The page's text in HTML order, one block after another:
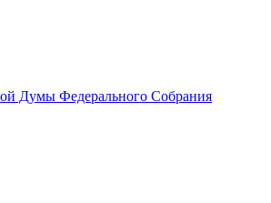
Думы Федерального Собрания